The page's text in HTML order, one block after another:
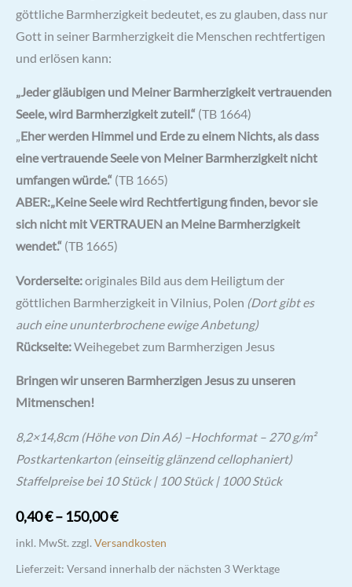
göttliche Barmherzigkeit bedeutet, es zu glauben, dass nur
Gott in seiner Barmherzigkeit die Menschen rechtfertigen
und erlösen kann:
„Jeder gläubigen und Meiner Barmherzigkeit vertrauenden
Seele, wird Barmherzigkeit zuteil.“ (TB 1664)
„Eher werden Himmel und Erde zu einem Nichts, als dass
eine vertrauende Seele von Meiner Barmherzigkeit nicht
umfangen würde.“ (TB 1665)
ABER:„Keine Seele wird Rechtfertigung finden, bevor sie
sich nicht mit VERTRAUEN an Meine Barmherzigkeit
wendet.“ (TB 1665)
Vorderseite:originales Bild aus dem Heiligtum der
göttlichen Barmherzigkeit in Vilnius, Polen (Dort gibt es
auch eine ununterbrochene ewige Anbetung)
Rückseite:Weihegebet zum Barmherzigen Jesus
Bringen wir unseren Barmherzigen Jesus zu unseren
Mitmenschen!
8,2×14,8cm (Höhe von Din A6) –Hochformat – 270 g/m²
Postkartenkarton (einseitig glänzend cellophaniert)
Staffelpreise bei 10 Stück | 100 Stück | 1000 Stück
0,40€– 150,00€
inkl. MwSt. zzgl. Versandkosten
Lieferzeit: Versand innerhalb der nächsten 3 Werktage